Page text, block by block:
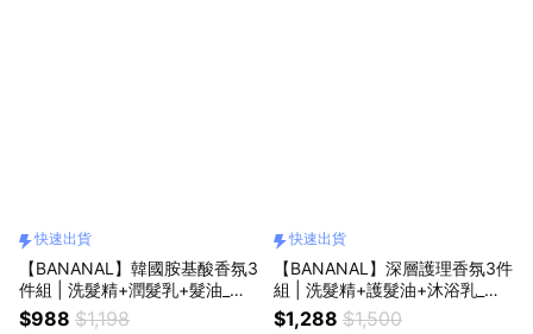
快速出貨
【BANANAL】韓國胺基酸香氛3
件組 | 洗髮精+潤髮乳+髮油_快
速出貨 | 生日快樂 | 禮盒
$988 $1,198
快速出貨
【BANANAL】深層護理香氛3件
組 | 洗髮精+護髮油+沐浴乳_快
速出貨 | 禮盒
$1,288 $1,500